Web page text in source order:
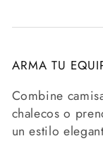
ARMA TU
Combine
chalecos o
un estilo